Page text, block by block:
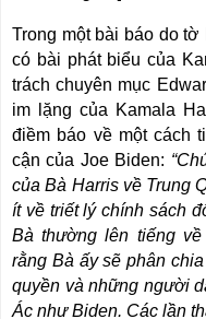
Trong một bài báo do
có bài phát biểu của
trách chuyên mục
im lặng của Kamala
điềm báo về một cách
cận của Joe Biden:
của Bà Harris về Trung
ít về triết lý chính sách
Bà thường lên tiếng
rằng Bà ấy sẽ phân
quyền và những người
Ác như Biden. Các lần